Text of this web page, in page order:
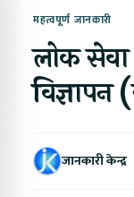
महत्वपूर्ण जानकारी
लोक
जानकारी केन्द्र